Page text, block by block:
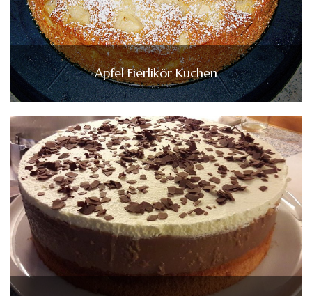
Apfel Eierlikör Kuchen